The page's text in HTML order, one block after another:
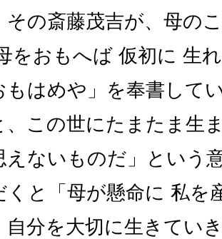
その斎藤茂吉が、母の
をおもへば 仮初に 生
もはめや」を奉書して
、この世にたまたま生
えないものだ」という
くと「母が懸命に 私を
自分を大切に生きてい